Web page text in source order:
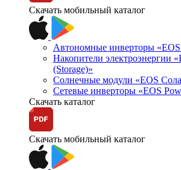
Скачать мобильный каталог
Автономные инверторы
Накопители электроэнергии
(Storage)»
Солнечные модули «EOS
Сетевые инверторы «EOS
Скачать каталог
Скачать мобильный каталог